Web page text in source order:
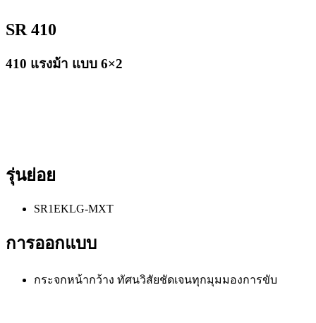
SR 410
410 แรงม้า แบบ 6×2
รุ่นย่อย
SR1EKLG-MXT
การออกแบบ
กระจกหน้ากว้าง ทัศนวิสัยชัดเจนทุกมุมมองการขับ